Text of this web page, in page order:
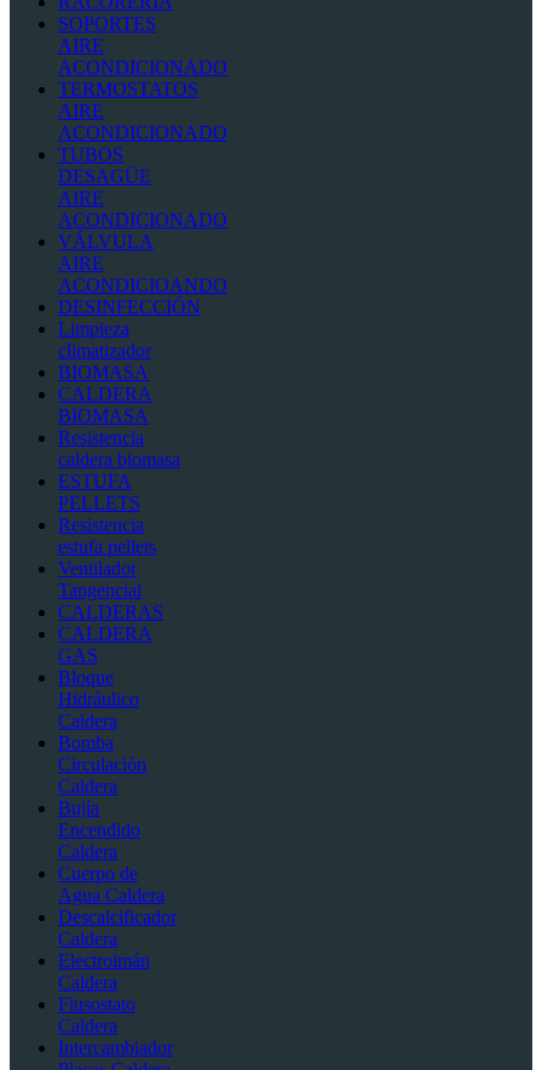
SOPORTES
AIRE
ACONDICIONADO
TERMOSTATOS
AIRE
ACONDICIONADO
TUBOS
DESAGÜE
AIRE
ACONDICIONADO
VÁLVULA
AIRE
ACONDICIOANDO
DESINFECCIÓN
Limpieza
climatizador
BIOMASA
CALDERA
BIOMASA
Resistencia
caldera biomasa
ESTUFA
PELLETS
Resistencia
estufa pellets
Ventilador
Tangencial
CALDERAS
CALDERA
GAS
Bloque
Hidráulico
Caldera
Bomba
Circulación
Caldera
Bujía
Encendido
Caldera
Cuerpo de
Agua Caldera
Descalcificador
Caldera
Electroimán
Caldera
Flusostato
Caldera
Intercambiador